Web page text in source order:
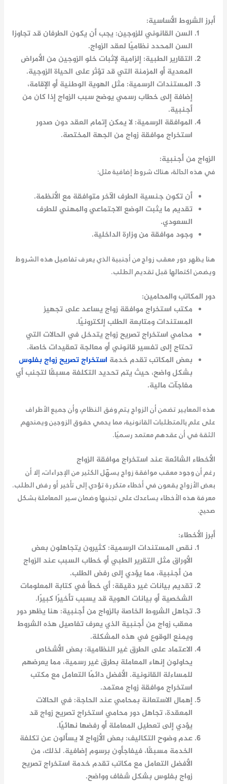
أبرز الشروط الأساسية:
السن القانوني للزوجين: يجب أن يكون الطرفان قد تجاوزا
السن المحدد نظاميًا لعقد الزواج.
التقارير الطبية: إلزامية لإثبات خلو الزوجين من الأمراض
المعدية أو المزمنة التي قد تؤثر على الحياة الزوجية.
المستندات الرسمية: مثل الهوية الوطنية أو الإقامة،
إضافة إلى خطاب رسمي يوضح سبب الزواج إذا كان من
أجنبية.
الموافقة الرسمية: لا يمكن إتمام العقد دون صدور
استخراج موافقة زواج من الجهة المختصة.
الزواج من أجنبية:
في هذه الحالة، هناك شروط إضافية مثل:
أن تكون جنسية الطرف الآخر متوافقة مع الأنظمة.
تقديم ما يثبت الوضع الاجتماعي والمهني للطرف
السعودي.
وجود موافقة من وزارة الداخلية.
هنا يظهر دورمعقب زواج من أجنبيةالذي يعرف تفاصيل هذه الشروط
ويضمن اكتمالها قبل تقديم الطلب.
دور المكاتب والمحامين:
مكتب استخراج موافقة زواج يساعد على تجهيز
المستندات ومتابعة الطلب إلكترونيًا.
محامي استخراج تصريح زواج يتدخل في الحالات التي
تحتاج إلى تفسير قانوني أو معالجة تعقيدات خاصة.
بعض المكاتب تقدم خدمة استخراج تصريح زواج بفلوس
بشكل واضح، حيث يتم تحديد التكلفة مسبقًا لتجنب أي
مفاجآت مالية.
هذه المعايير تضمن أن الزواج يتم وفق النظام، وأن جميع الأطراف
على علم بالمتطلبات القانونية، مما يحمي حقوق الزوجين ويمنحهم
الثقة في أن عقدهم معتمد رسميًا.
الأخطاء الشائعة عند استخراج موافقة الزواج
رغم أن وجودمعقب موافقة زواجيسهّل الكثير من الإجراءات، إلا أن
بعض الأزواج يقعون في أخطاء متكررة تؤدي إلى تأخير أو رفض الطلب.
معرفة هذه الأخطاء يساعدك على تجنبها وضمان سير المعاملة بشكل
صحيح.
أبرز الأخطاء:
نقص المستندات الرسمية: كثيرون يتجاهلون بعض
الأوراق مثل التقرير الطبي أو خطاب السبب عند الزواج
من أجنبية، مما يؤدي إلى رفض الطلب.
تقديم بيانات غير دقيقة: أي خطأ في كتابة المعلومات
الشخصية أو بيانات الهوية قد يسبب تأخيرًا كبيرًا.
تجاهل الشروط الخاصة بالزواج من أجنبية: هنا يظهر دور
معقب زواج من أجنبية الذي يعرف تفاصيل هذه الشروط
ويمنع الوقوع في هذه المشكلة.
الاعتماد على الطرق غير النظامية: بعض الأشخاص
يحاولون إنهاء المعاملة بطرق غير رسمية، مما يعرضهم
للمساءلة القانونية. الأفضل دائمًا التعامل مع مكتب
استخراج موافقة زواج معتمد.
إهمال الاستعانة بمحامي عند الحاجة: في الحالات
المعقدة، تجاهل دورمحامي استخراج تصريح زواجقد
يؤدي إلى تعطيل المعاملة أو رفضها نهائيًا.
عدم وضوح التكاليف: بعض الأزواج لا يسألون عن تكلفة
الخدمة مسبقًا، فيفاجأون برسوم إضافية. لذلك، من
الأفضل التعامل مع مكاتب تقدم خدمة استخراج تصريح
زواج بفلوس بشكل شفاف وواضح.